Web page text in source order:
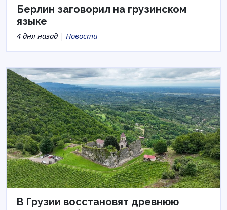
Берлин заговорил на грузинском
языке
4 дня назад | Новости
В Грузии восстановят древнюю